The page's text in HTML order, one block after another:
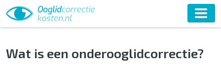
Home Ooglidcorrectie
Wat is een onderooglidcorrectie?